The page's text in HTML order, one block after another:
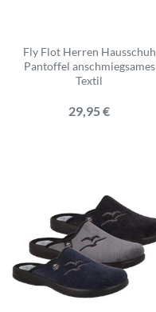
Fly Flot Herren Hausschuh
Pantoffel anschmiegsames
Textil
29,95 €